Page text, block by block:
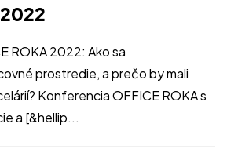
ROKA 2022: Ako sa
prostredie, a prečo by mali
Konferencia OFFICE ROKA s
a [&hellip...